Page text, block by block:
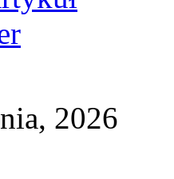
2026